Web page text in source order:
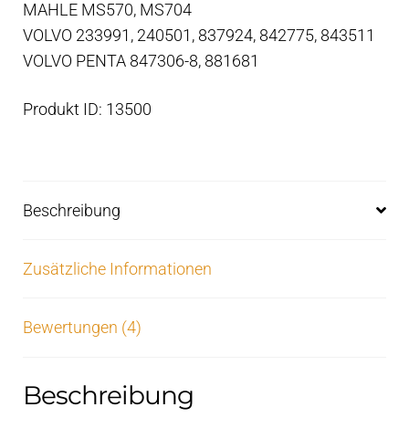
MAHLE MS570, MS704
VOLVO 233991, 240501, 837924, 842775, 843511
VOLVO PENTA 847306-8, 881681
Produkt ID: 13500
Beschreibung
Zusätzliche Informationen
Bewertungen (4)
Beschreibung